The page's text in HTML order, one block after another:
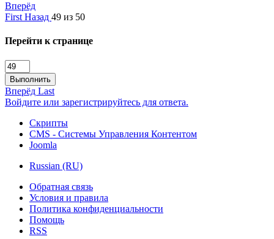
Вперёд
First Назад 49 из 50
Перейти к странице
Выполнить
Вперёд Last
Войдите или зарегистрируйтесь для ответа.
Скрипты
CMS - Системы Управления Контентом
Joomla
Russian (RU)
Обратная связь
Условия и правила
Политика конфиденциальности
Помощь
RSS